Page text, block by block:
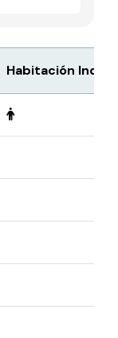
Habitación